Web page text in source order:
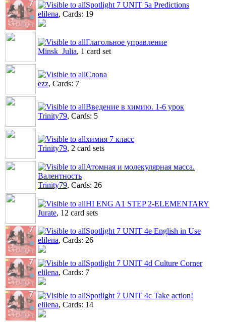
Spotlight 7 UNIT 5а Predictions
elilena, Cards: 19
Глагольное управление
Minsk_Julia, 1 card set
Слова
ezz, Cards: 7
Введение в химию. 1-6 урок
Trinity79, Cards: 5
химия 7 класс
Trinity79, 2 card sets
Атомная и молекулярная масса.
Валентность
Trinity79, Cards: 26
HI ENG A1 STEP 2-ELEMENTARY
Jurate, 12 card sets
Spotlight 7 UNIT 4e English in Use
elilena, Cards: 26
Spotlight 7 UNIT 4d Culture Corner
elilena, Cards: 7
Spotlight 7 UNIT 4c Take action!
elilena, Cards: 14